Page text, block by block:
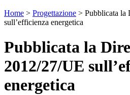
Lorem ipsum dolor sit amet
Lorem ipsum dolor sit amet
Home > Progettazione > Pubblicata la
sull’efficienza energetica
Pubblicata la
2012/27/UE
energetica